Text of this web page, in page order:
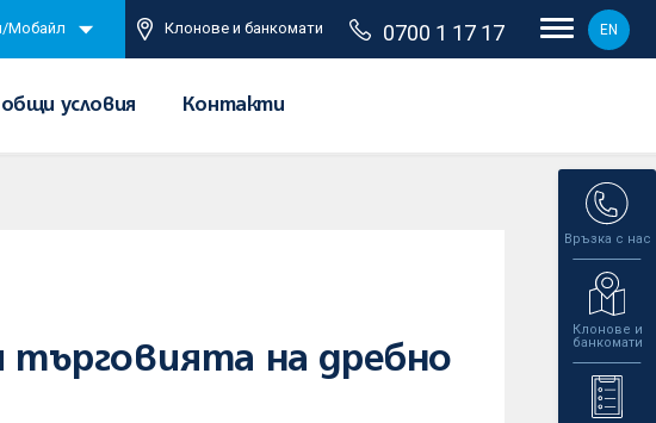
Мобайл Клонове и банкомати 0700 1 17 17 EN
общи условия Контакти
Връзка с нас
Клонове и
банкомати
на дребно